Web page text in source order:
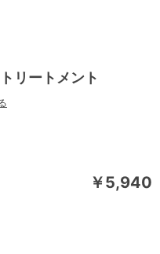
リートメント
￥5,940